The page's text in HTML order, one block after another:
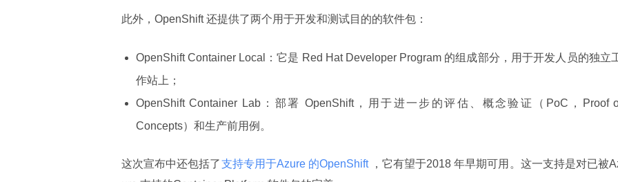
此外，OpenShift 还提供了两个用于开发和测试目的的软件包：
OpenShift Container Local：它是 Red Hat Developer Program 的组成部分，用于开发人员的独立
作站上；
OpenShift Container Lab：部署 OpenShift，用于进一步的评估、概念验证（PoC，Proof
Concepts）和生产前用例。
这次宣布中还包括了支持专用于Azure 的OpenShift ，它有望于2018 年早期可用。这一支持是对已被